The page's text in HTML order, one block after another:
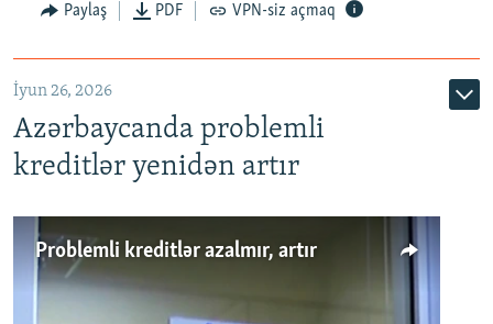
Auto 240p 360p 480p
720p 1080p
Paylaş PDF VPN-siz açmaq
İyun 26, 2026
Azərbaycanda problemli
kreditlər yenidən artır
Problemli kreditlər azalmır, artır